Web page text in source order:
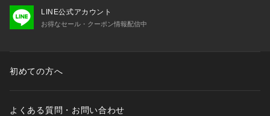
LINE公式アカウント
お得なセール・クーポン情報配信中
初めての方へ
よくある質問・お問い合わせ